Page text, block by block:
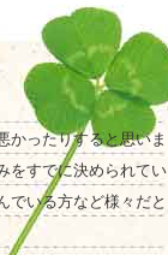
かったりすると思いま
をすでに決められてい
でいる方など様々だと